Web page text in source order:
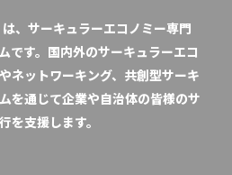
、サーキュラーエコノミー専門
です。国内外のサーキュラーエコ
ネットワーキング、共創型サーキ
を通じて企業や自治体の皆様のサ
を支援します。